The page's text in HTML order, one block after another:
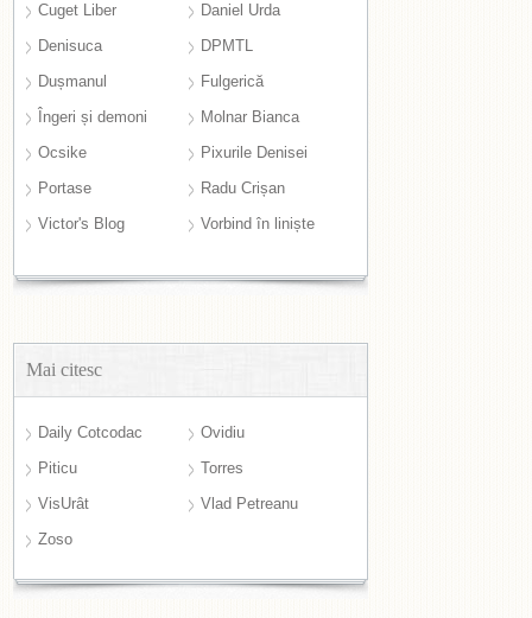
Cuget Liber
Daniel Urda
Denisuca
DPMTL
Dușmanul
Fulgerică
Îngeri și demoni
Molnar Bianca
Ocsike
Pixurile Denisei
Portase
Radu Crișan
Victor's Blog
Vorbind în liniște
Mai citesc
Daily Cotcodac
Ovidiu
Piticu
Torres
VisUrât
Vlad Petreanu
Zoso